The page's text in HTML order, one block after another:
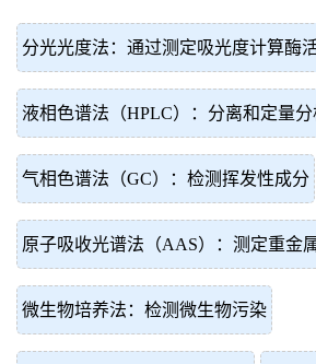
分光光度法：通过测定吸光度计算酶
液相色谱法（HPLC）：分离和定量分
气相色谱法（GC）：检测挥发性成分
原子吸收光谱法（AAS）：测定重金
微生物培养法：检测微生物污染